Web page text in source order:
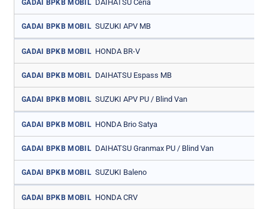
GADAI BPKB MOBIL DAIHATSU Ceria
GADAI BPKB MOBIL SUZUKI APV MB
GADAI BPKB MOBIL HONDA BR-V
GADAI BPKB MOBIL DAIHATSU Espass MB
GADAI BPKB MOBIL SUZUKI APV PU / Blind Van
GADAI BPKB MOBIL HONDA Brio Satya
GADAI BPKB MOBIL DAIHATSU Granmax PU / Blind Van
GADAI BPKB MOBIL SUZUKI Baleno
GADAI BPKB MOBIL HONDA CRV